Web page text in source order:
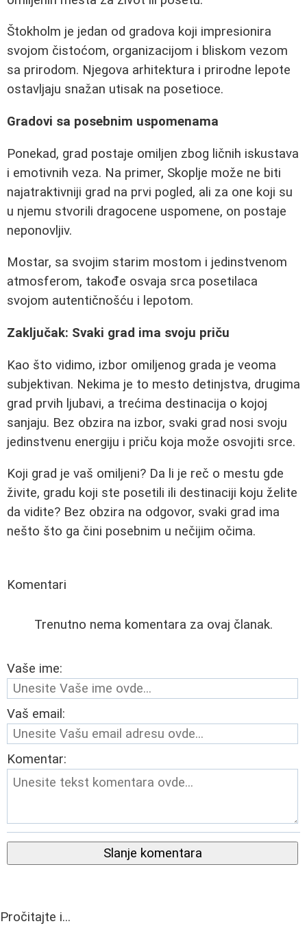
Štokholm je jedan od gradova koji impresionira
svojom čistoćom, organizacijom i bliskom vezom
sa prirodom. Njegova arhitektura i prirodne lepote
ostavljaju snažan utisak na posetioce.
Gradovi sa posebnim uspomenama
Ponekad, grad postaje omiljen zbog ličnih iskustava
i emotivnih veza. Na primer, Skoplje može ne biti
najatraktivniji grad na prvi pogled, ali za one koji su
u njemu stvorili dragocene uspomene, on postaje
neponovljiv.
Mostar, sa svojim starim mostom i jedinstvenom
atmosferom, takođe osvaja srca posetilaca
svojom autentičnošću i lepotom.
Zaključak: Svaki grad ima svoju priču
Kao što vidimo, izbor omiljenog grada je veoma
subjektivan. Nekima je to mesto detinjstva, drugima
grad prvih ljubavi, a trećima destinacija o kojoj
sanjaju. Bez obzira na izbor, svaki grad nosi svoju
jedinstvenu energiju i priču koja može osvojiti srce.
Koji grad je vaš omiljeni? Da li je reč o mestu gde
živite, gradu koji ste posetili ili destinaciji koju želite
da vidite? Bez obzira na odgovor, svaki grad ima
nešto što ga čini posebnim u nečijim očima.
Komentari
Trenutno nema komentara za ovaj članak.
Vaše ime:
Vaš email:
Komentar:
Slanje komentara
Pročitajte i...